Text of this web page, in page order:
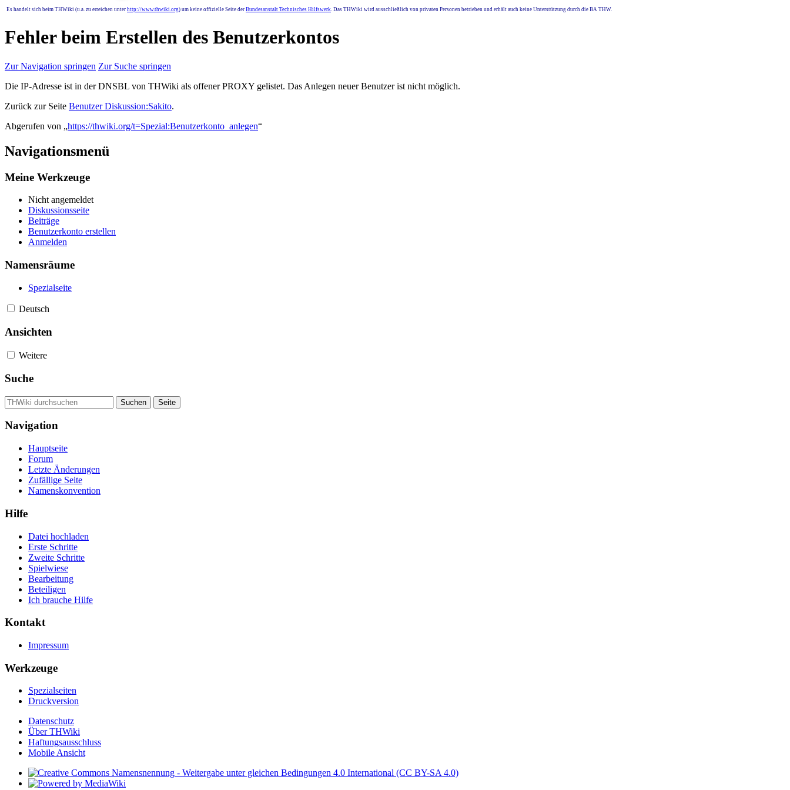
Es handelt sich beim THWiki (u.a. zu erreichen unter http://www.thwiki.org) um keine offizielle Seite der Bundesanstalt Technisches Hilfswerk. Das THWiki wird ausschließlich von privaten Personen betrieben und erhält auch keine Unterstützung durch die BA THW.
Fehler beim Erstellen des Benutzerkontos
Zur Navigation springen Zur Suche springen
Die IP-Adresse ist in der DNSBL von THWiki als offener PROXY gelistet. Das Anlegen neuer Benutzer ist nicht möglich.
Zurück zur Seite Benutzer Diskussion:Sakito.
Abgerufen von „https://thwiki.org/t=Spezial:Benutzerkonto_anlegen“
Navigationsmenü
Meine Werkzeuge
Nicht angemeldet
Diskussionsseite
Beiträge
Benutzerkonto erstellen
Anmelden
Namensräume
Spezialseite
Deutsch
Ansichten
Weitere
Suche
Navigation
Hauptseite
Forum
Letzte Änderungen
Zufällige Seite
Namenskonvention
Hilfe
Datei hochladen
Erste Schritte
Zweite Schritte
Spielwiese
Bearbeitung
Beteiligen
Ich brauche Hilfe
Kontakt
Impressum
Werkzeuge
Spezialseiten
Druckversion
Datenschutz
Über THWiki
Haftungsausschluss
Mobile Ansicht